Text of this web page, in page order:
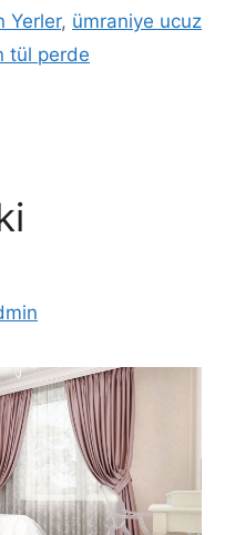
Yerler, ümraniye ucuz
tül perde